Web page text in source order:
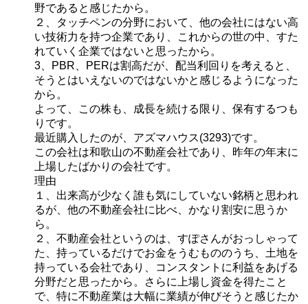
野であると感じたから。
２、タッチペンの分野において、他の会社にはない高
い技術力を持つ企業であり、これからの世の中、すた
れていく企業ではないと思ったから。
3、PBR、PERは割高だが、配当利回りを考えると、
そうとはいえないのではないかと感じるようになった
から。
よって、この株も、成長を続ける限り、保有するつも
りです。
最近購入したのが、アズマハウス(3293)です。
この会社は和歌山の不動産会社であり、昨年の年末に
上場したばかりの会社です。
理由
１、出来高が少なく誰も気にしていない銘柄と思われ
るが、他の不動産会社に比べ、かなり割安に思うか
ら。
２、不動産会社というのは、すぽさんがおっしゃって
た、持っているだけでお金をうむもののうち、土地を
持っている会社であり、コンスタントに利益をあげる
分野だと思ったから。さらに上場し資金を得たこと
で、特に不動産業は大幅に業績が伸びそうと感じたか